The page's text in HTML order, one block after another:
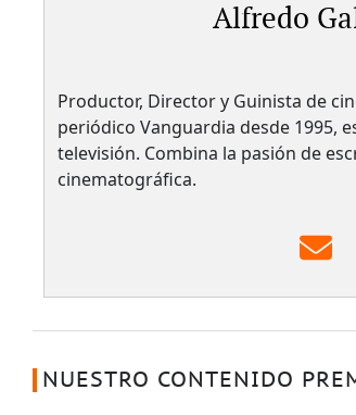
Alfredo
Productor, Director y Guinista de
periódico Vanguardia desde 1995,
televisión. Combina la pasión de
cinematográfica.
NUESTRO CONTENIDO